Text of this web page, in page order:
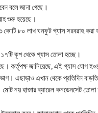
বলে জানা গেছে।
শুরু হয়েছে।
৯৩ কোটি ৮০ লাখ ঘনফুট গ্যাস সরবরাহ
কূপ থেকে গ্যাস তোলা হচ্ছে।
কর্তৃপক্ষ জানিয়েছে, এই গ্যাস যোগ
এছাড়াও এখান থেকে প্রতিদিন
নয় হাজার ব্যারেল কনডেনসেট তোলা